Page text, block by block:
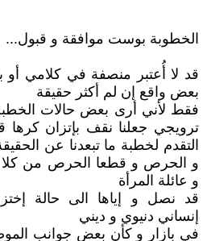
الخطوبة بوست موافقة و قبول...
قد لا أُعتبر منصفة في كلامي أو
بعض واقع إن لم أكثر حقيقة
فقط لأني أرى بعض حالات
ترويجي جعلنا نقف بإتزان
التقدم لخطبة ما تبعدنا عن
و الحرص و قطعا الحرص من كلا
و عائلة المرأة
قد نصل و إياها الى حالة
إنساني دنيوي و ديني
في بازار و كأن بعض جوانب